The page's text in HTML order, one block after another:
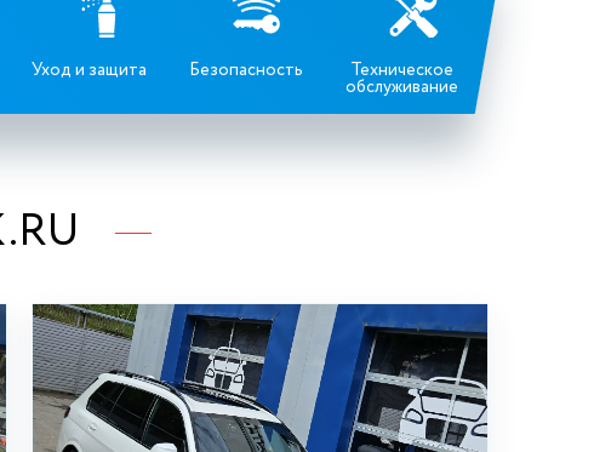
Уход и защита Безопасность Техническое
обслуживание